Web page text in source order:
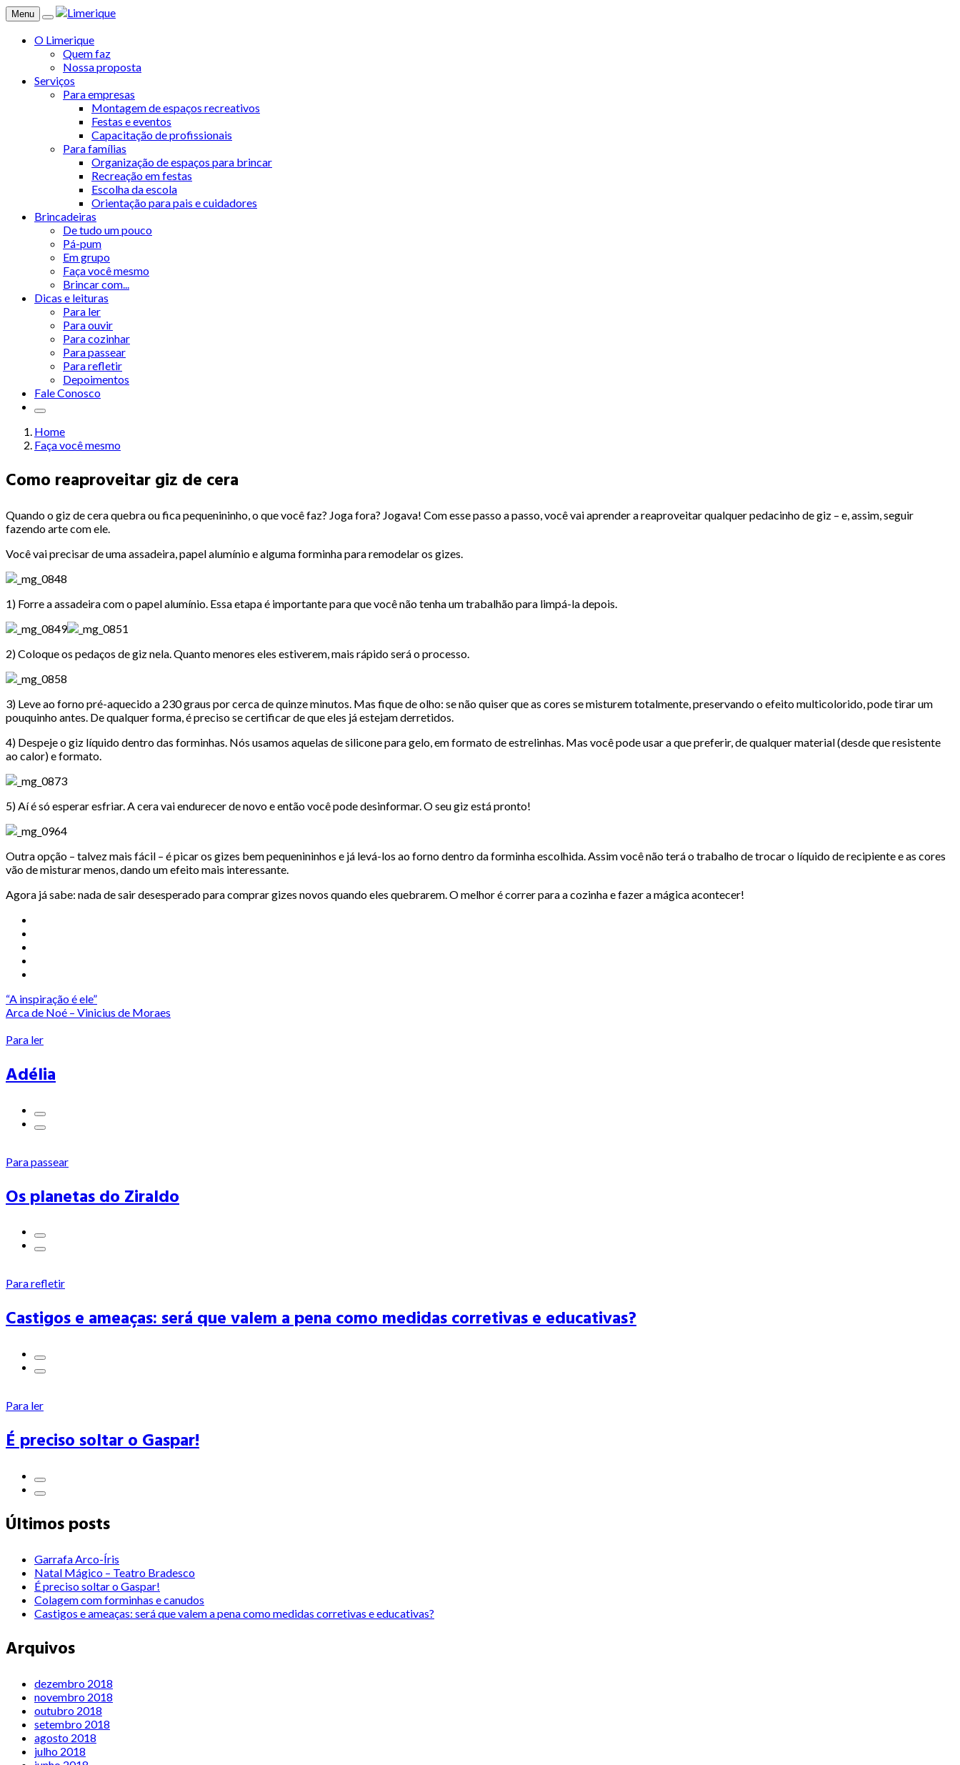
Menu
O Limerique
Quem faz
Nossa proposta
Serviços
Para empresas
Montagem de espaços recreativos
Festas e eventos
Capacitação de profissionais
Para famílias
Organização de espaços para brincar
Recreação em festas
Escolha da escola
Orientação para pais e cuidadores
Brincadeiras
De tudo um pouco
Pá-pum
Em grupo
Faça você mesmo
Brincar com...
Dicas e leituras
Para ler
Para ouvir
Para cozinhar
Para passear
Para refletir
Depoimentos
Fale Conosco
Home
Faça você mesmo
Como reaproveitar giz de cera
Quando o giz de cera quebra ou fica pequenininho, o que você faz? Joga fora? Jogava! Com esse passo a passo, você vai aprender a reaproveitar qualquer pedacinho de giz – e, assim, seguir
fazendo arte com ele.
Você vai precisar de uma assadeira, papel alumínio e alguma forminha para remodelar os gizes.
1) Forre a assadeira com o papel alumínio. Essa etapa é importante para que você não tenha um trabalhão para limpá-la depois.
2) Coloque os pedaços de giz nela. Quanto menores eles estiverem, mais rápido será o processo.
3) Leve ao forno pré-aquecido a 230 graus por cerca de quinze minutos. Mas fique de olho: se não quiser que as cores se misturem totalmente, preservando o efeito multicolorido, pode tirar um
pouquinho antes. De qualquer forma, é preciso se certificar de que eles já estejam derretidos.
4) Despeje o giz líquido dentro das forminhas. Nós usamos aquelas de silicone para gelo, em formato de estrelinhas. Mas você pode usar a que preferir, de qualquer material (desde que resistente
ao calor) e formato.
5) Aí é só esperar esfriar. A cera vai endurecer de novo e então você pode desinformar. O seu giz está pronto!
Outra opção – talvez mais fácil – é picar os gizes bem pequenininhos e já levá-los ao forno dentro da forminha escolhida. Assim você não terá o trabalho de trocar o líquido de recipiente e as cores
vão de misturar menos, dando um efeito mais interessante.
Agora já sabe: nada de sair desesperado para comprar gizes novos quando eles quebrarem. O melhor é correr para a cozinha e fazer a mágica acontecer!
“A inspiração é ele”
Arca de Noé – Vinicius de Moraes
Para ler
Adélia
Para passear
Os planetas do Ziraldo
Para refletir
Castigos e ameaças: será que valem a pena como medidas corretivas e educativas?
Para ler
É preciso soltar o Gaspar!
Últimos posts
Garrafa Arco-Íris
Natal Mágico – Teatro Bradesco
É preciso soltar o Gaspar!
Colagem com forminhas e canudos
Castigos e ameaças: será que valem a pena como medidas corretivas e educativas?
Arquivos
dezembro 2018
novembro 2018
outubro 2018
setembro 2018
agosto 2018
julho 2018